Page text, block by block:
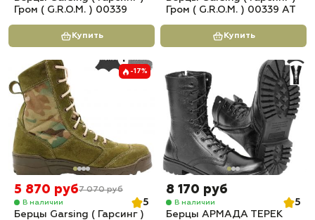
Гром ( G.R.O.M. ) 00339
Купить
Гром ( G.R.O.M. ) 00339 АТ
Купить
-17%
5 870 руб7 070 руб
В наличии
5
Берцы Garsing ( Гарсинг )
8 170 руб
В наличии
5
Берцы АРМАДА ТЕРЕК